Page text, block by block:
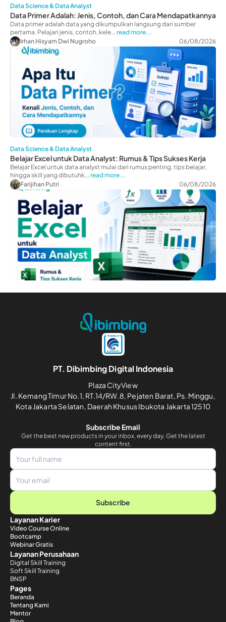
Data Science & Data Analyst
Data Primer Adalah: Jenis, Contoh, dan Cara Mendapatkannya
Data primer adalah data yang dikumpulkan langsung dari sumber
pertama. Pelajari jenis, contoh, kele...read more...
Irhan Hisyam Dwi Nugroho
06/08/2026
Data Science & Data Analyst
Belajar Excel untuk Data Analyst: Rumus & Tips Sukses Kerja
Belajar Excel untuk data analyst mulai dari rumus penting, tips belajar,
hingga skill yang dibutuhk...read more...
Farijihan Putri
06/08/2026
PT. Dibimbing Digital Indonesia
Plaza CityView
Jl. Kemang Timur No.1, RT.14/RW.8, Pejaten Barat, Ps. Minggu,
Kota Jakarta Selatan, Daerah Khusus Ibukota Jakarta 12510
Subscribe Email
Get the best new products in your inbox, every day. Get the latest
content first.
Subscribe
Layanan Karier
Video Course Online
Bootcamp
Webinar Gratis
Layanan Perusahaan
Digital Skill Training
Soft Skill Training
BNSP
Pages
Beranda
Tentang Kami
Mentor